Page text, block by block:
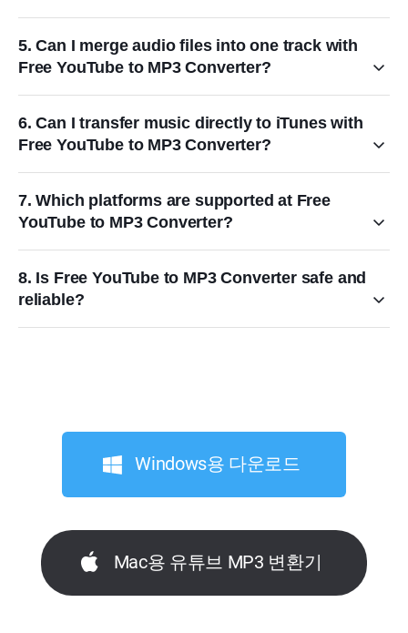
5. Can I merge audio files into one track with
Free YouTube to MP3 Converter?
6. Can I transfer music directly to iTunes with
Free YouTube to MP3 Converter?
7. Which platforms are supported at Free
YouTube to MP3 Converter?
8. Is Free YouTube to MP3 Converter safe and
reliable?
Windows용 다운로드
Mac용 유튜브 MP3 변환기